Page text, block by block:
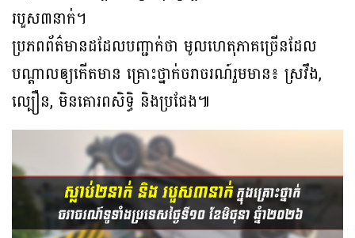
របួស៣នាក់។
ប្រភពព័ត៌មានដដែលបញ្ជាក់ថា មូលហេតុភាគច្រើនដែល
បណ្ដាលឲ្យកើតមាន គ្រោះថ្នាក់ចរាចរណ៍រួមមាន៖ ស្រវឹង,
ល្បឿន, មិនគោរពសិទិ្ធ និងប្រជែង៕